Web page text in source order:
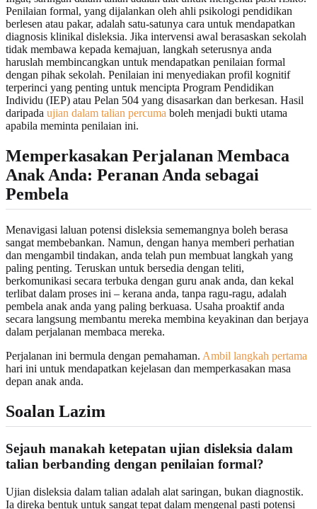
Penilaian formal, yang dijalankan oleh ahli psikologi pendidikan
berlesen atau pakar, adalah satu-satunya cara untuk mendapatkan
diagnosis klinikal disleksia. Jika intervensi awal berasaskan sekolah
tidak membawa kepada kemajuan, langkah seterusnya anda
haruslah membincangkan untuk mendapatkan penilaian formal
dengan pihak sekolah. Penilaian ini menyediakan profil kognitif
terperinci yang penting untuk mencipta Program Pendidikan
Individu (IEP) atau Pelan 504 yang disasarkan dan berkesan. Hasil
daripada ujian dalam talian percuma boleh menjadi bukti utama
apabila meminta penilaian ini.
Memperkasakan Perjalanan Membaca
Anak Anda: Peranan Anda sebagai
Pembela
Menavigasi laluan potensi disleksia sememangnya boleh berasa
sangat membebankan. Namun, dengan hanya memberi perhatian
dan mengambil tindakan, anda telah pun membuat langkah yang
paling penting. Teruskan untuk bersedia dengan teliti,
berkomunikasi secara terbuka dengan guru anak anda, dan kekal
terlibat dalam proses ini – kerana anda, tanpa ragu-ragu, adalah
pembela anak anda yang paling berkuasa. Usaha proaktif anda
secara langsung membantu mereka membina keyakinan dan berjaya
dalam perjalanan membaca mereka.
Perjalanan ini bermula dengan pemahaman. Ambil langkah pertama
hari ini untuk mendapatkan kejelasan dan memperkasakan masa
depan anak anda.
Soalan Lazim
Sejauh manakah ketepatan ujian disleksia dalam
talian berbanding dengan penilaian formal?
Ujian disleksia dalam talian adalah alat saringan, bukan diagnostik.
Ia direka bentuk untuk sangat tepat dalam mengenal pasti potensi